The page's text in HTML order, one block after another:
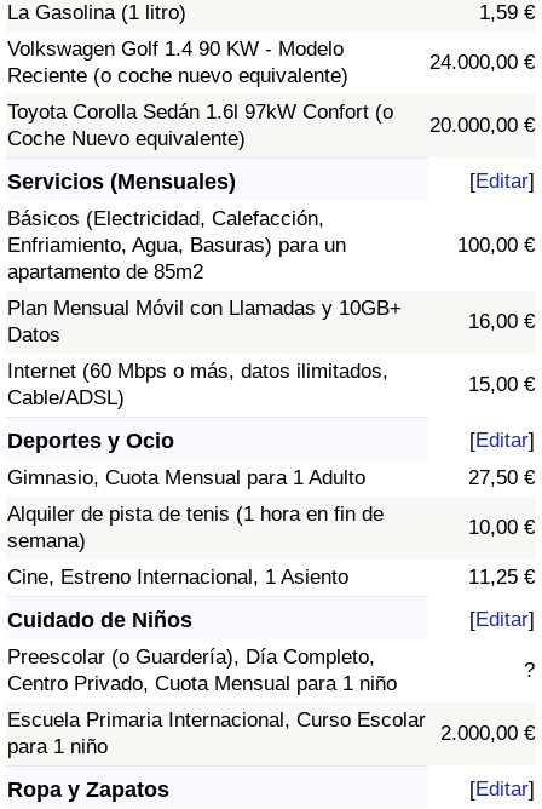
La Gasolina (1 litro)
1,59 €
Volkswagen Golf 1.4 90 KW - Modelo
Reciente (o coche nuevo equivalente)
24.000,00 €
Toyota Corolla Sedán 1.6l 97kW Confort (o
Coche Nuevo equivalente)
20.000,00 €
Servicios (Mensuales) [Editar]
Básicos (Electricidad, Calefacción,
Enfriamiento, Agua, Basuras) para un
apartamento de 85m2
100,00 €
Plan Mensual Móvil con Llamadas y 10GB+
Datos
16,00 €
Internet (60 Mbps o más, datos ilimitados,
Cable/ADSL)
15,00 €
Deportes y Ocio [Editar]
Gimnasio, Cuota Mensual para 1 Adulto
27,50 €
Alquiler de pista de tenis (1 hora en fin de
semana)
10,00 €
Cine, Estreno Internacional, 1 Asiento 11,25 €
Cuidado de Niños [Editar]
Preescolar (o Guardería), Día Completo,
Centro Privado, Cuota Mensual para 1 niño
?
Escuela Primaria Internacional, Curso Escolar
para 1 niño
2.000,00 €
Ropa y Zapatos [Editar]